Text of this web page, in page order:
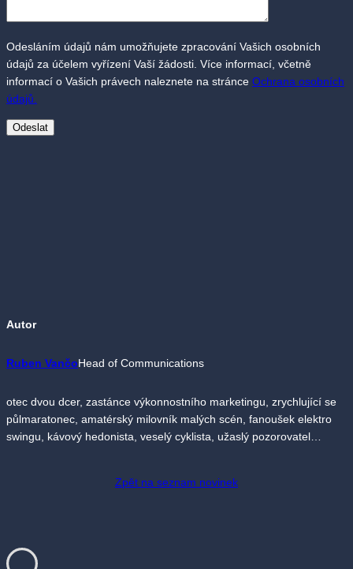
Odesláním údajů nám umožňujete zpracování Vašich osobních
údajů za účelem vyřízení Vaší žádosti. Více informací, včetně
informací o Vašich právech naleznete na stránce Ochrana osobních
údajů.
Autor
Ruben VančoHead of Communications
otec dvou dcer, zastánce výkonnostního marketingu, zrychlující se
půlmaratonec, amatérský milovník malých scén, fanoušek elektro
swingu, kávový hedonista, veselý cyklista, užaslý pozorovatel…
Zpět na seznam novinek